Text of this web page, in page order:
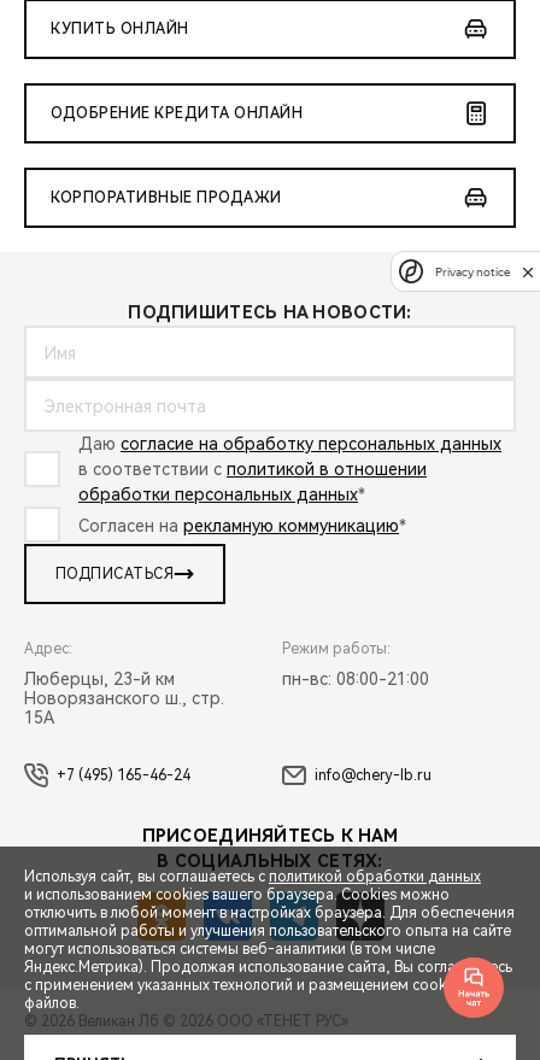
СПЕЦПРЕДЛОЖЕНИЯ
ЗАПИСЬ НА ТЕСТ-ДРАЙВ
КУПИТЬ ОНЛАЙН
ОДОБРЕНИЕ КРЕДИТА ОНЛАЙН
КОРПОРАТИВНЫЕ ПРОДАЖИ
ПОДПИШИТЕСЬ НА НОВОСТИ:
Даю согласие на обработку персональных данных
в соответствии с политикой в отношении
обработки персональных данных*
Согласен на рекламную коммуникацию*
ПОДПИСАТЬСЯ
Адрес:
Люберцы, 23-й км
Новорязанского ш., стр.
15А
Режим работы:
пн-вс: 08:00-21:00
+7 (495) 165-46-24 info@chery-lb.ru
ПРИСОЕДИНЯЙТЕСЬ К НАМ
В СОЦИАЛЬНЫХ СЕТЯХ:
© 2026 Великан Лб © 2026 ООО «ТЕНЕТ РУС»
Используя сайт, вы соглашаетесь с политикой обработки данных
и использованием cookies вашего браузера. Cookies можно
отключить в любой момент в настройках браузера. Для обеспечения
оптимальной работы и улучшения пользовательского опыта на сайте
могут использоваться системы веб-аналитики (в том числе
Яндекс.Метрика). Продолжая использование сайта, Вы соглашаетесь
с применением указанных технологий и размещением cookie-
файлов.
Privacy notice